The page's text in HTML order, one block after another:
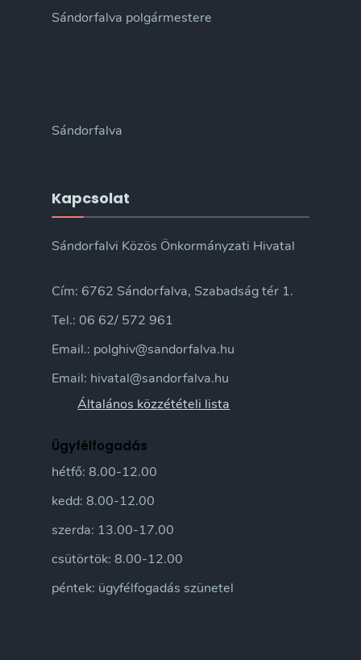
Sándorfalva polgármestere
Sándorfalva
Kapcsolat
Sándorfalvi Közös Önkormányzati Hivatal
Cím: 6762 Sándorfalva, Szabadság tér 1.
Tel.: 06 62/ 572 961
Email.: polghiv@sandorfalva.hu
Email: hivatal@sandorfalva.hu
Általános közzétételi lista
Ügyfélfogadás
hétfő: 8.00-12.00
kedd: 8.00-12.00
szerda: 13.00-17.00
csütörtök: 8.00-12.00
péntek: ügyfélfogadás szünetel